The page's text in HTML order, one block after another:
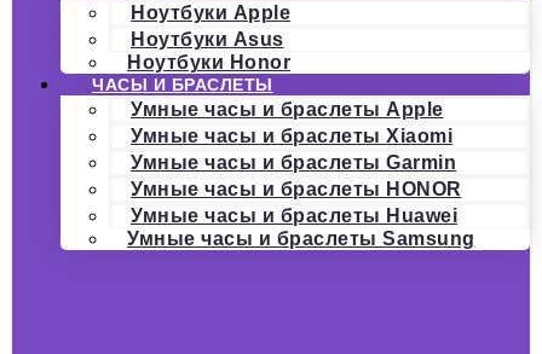
Ноутбуки Apple
Ноутбуки Asus
Ноутбуки Honor
ЧАСЫ И БРАСЛЕТЫ
Умные часы и браслеты Apple
Умные часы и браслеты Xiaomi
Умные часы и браслеты Garmin
Умные часы и браслеты HONOR
Умные часы и браслеты Huawei
Умные часы и браслеты Samsung